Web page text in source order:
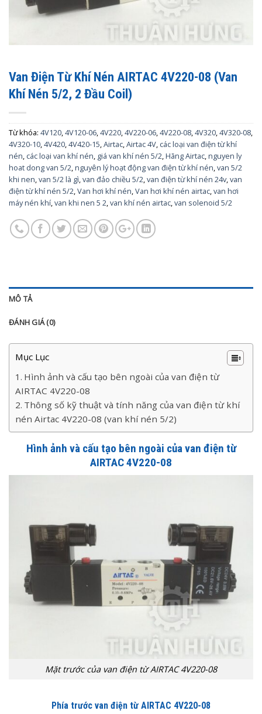
Van Điện Từ Khí Nén AIRTAC 4V220-08 (Van
Khí Nén 5/2, 2 Đầu Coil)
Từ khóa: 4V120,4V120-06,4V220,4V220-06,4V220-08,4V320,4V320-08,
4V320-10,4V420,4V420-15,Airtac,Airtac 4V, các loại van điện từ khí
nén, các loại van khí nén, giá van khí nén 5/2,Hãng Airtac,nguyen ly
hoat dong van 5/2,nguyên lý hoạt động van điện từ khí nén,van 5/2
khi nen,van 5/2 là gì,van đảo chiều 5/2,van điện từ khí nén 24v,van
điện từ khí nén 5/2,Van hơi khí nén,Van hơi khí nén airtac,van hơi
máy nén khí,van khi nen 5 2,van khí nén airtac,van solenoid 5/2
MÔ TẢ
ĐÁNH GIÁ (0)
Mục Lục
Hình ảnh và cấu tạo bên ngoài của van điện từ
AIRTAC 4V220-08
Thông số kỹ thuật và tính năng của van điện từ khí
nén Airtac 4V220-08 (van khí nén 5/2)
Hình ảnh và cấu tạo bên ngoài của van điện từ
AIRTAC 4V220-08
Mặt trước của van điện từ AIRTAC 4V220-08
Phía trước van điện từ AIRTAC 4V220-08